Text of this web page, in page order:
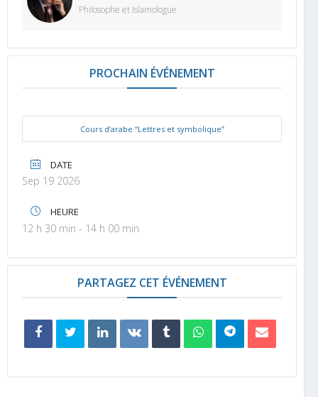
Philosophe et Islamologue
PROCHAIN ÉVÉNEMENT
Cours d’arabe “Lettres et symbolique”
DATE
Sep 19 2026
HEURE
12 h 30 min - 14 h 00 min
PARTAGEZ CET ÉVÉNEMENT